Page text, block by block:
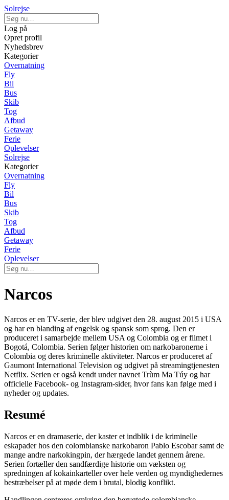
Solrejse
Log på
Opret profil
Nyhedsbrev
Kategorier
Overnatning
Fly
Bil
Bus
Skib
Tog
Afbud
Getaway
Ferie
Oplevelser
Solrejse
Kategorier
Overnatning
Fly
Bil
Bus
Skib
Tog
Afbud
Getaway
Ferie
Oplevelser
Narcos
Narcos er en TV-serie, der blev udgivet den 28. august 2015 i USA
og har en blanding af engelsk og spansk som sprog. Den er
produceret i samarbejde mellem USA og Colombia og er filmet i
Bogotá, Colombia. Serien følger historien om narkobaronerne i
Colombia og deres kriminelle aktiviteter. Narcos er produceret af
Gaumont International Television og udgivet på streamingtjenesten
Netflix. Serien er også kendt under navnet Trùm Ma Túy og har
officielle Facebook- og Instagram-sider, hvor fans kan følge med i
nyheder og updates.
Resumé
Narcos er en dramaserie, der kaster et indblik i de kriminelle
eskapader hos den colombianske narkobaron Pablo Escobar samt de
mange andre narkokingpin, der hærgede landet gennem årene.
Serien fortæller den sandfærdige historie om væksten og
spredningen af kokainkarteller over hele verden og myndighedernes
bestræbelser på at møde dem i brutal, blodig konflikt.